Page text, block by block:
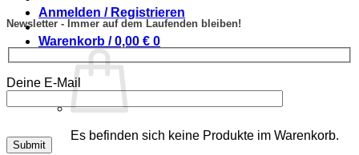
Anmelden / Registrieren
Warenkorb /0,00 € 0
Es befinden sich keine Produkte im Warenkorb.
Newsletter - Immer auf dem Laufenden bleiben!
Deine E-Mail